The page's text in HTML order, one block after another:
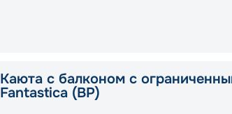
Каюта с балконом c
Fantastica (BP)